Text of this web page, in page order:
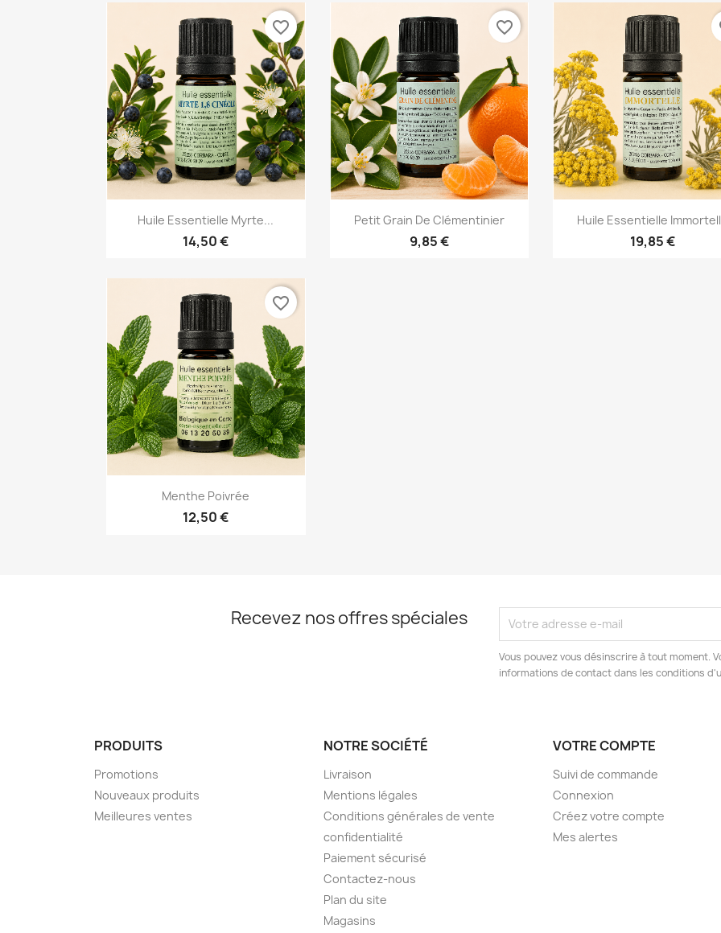
Aperçu rapide
Huile Essentielle Myrte...
14,50 €
favorite_border
Aperçu rapide
Petit Grain De Clémentinier
9,85 €
favorite_border
Aperçu rapide
Huile Essentielle
19,85 €
Aperçu rapide
Menthe Poivrée
12,50 €
favorite_border
Recevez nos offres spéciales
Vous pouvez vous désinscrire à tout moment.
informations de contact dans les conditions
PRODUITS
Promotions
Nouveaux produits
Meilleures ventes
NOTRE SOCIÉTÉ
Livraison
Mentions légales
Conditions générales de vente
confidentialité
Paiement sécurisé
Contactez-nous
Plan du site
Magasins
VOTRE COMPTE
Suivi de commande
Connexion
Créez votre compte
Mes alertes